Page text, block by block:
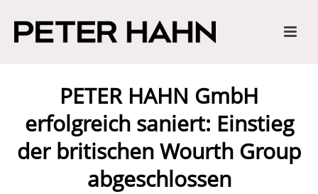
PETER HAHN GmbH
erfolgreich saniert: Einstieg
der britischen Wourth Group
abgeschlossen